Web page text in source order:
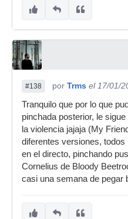
#138 por Trms el 17/01/
Tranquilo que por lo que
pinchada posterior, le
la violencia jajaja (My
diferentes versiones,
en el directo, pinchando
Cornelius de Bloody
casi una semana de pegar